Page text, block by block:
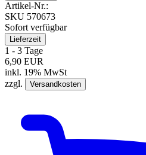
Artikel-Nr.:
SKU 570673
Sofort verfügbar
Lieferzeit
1 - 3 Tage
6,90 EUR
inkl. 19% MwSt
zzgl.
Versandkosten